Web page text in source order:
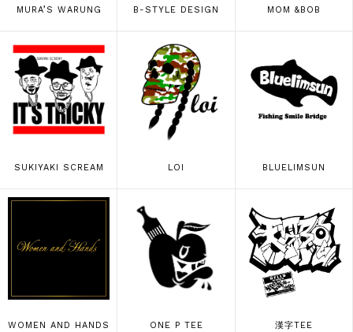
MURA’S WARUNG B-STYLE DESIGN MOM &BOB
SUKIYAKI SCREAM LOI BLUELIMSUN
WOMEN AND HANDS ONE P TEE 漢字TEE